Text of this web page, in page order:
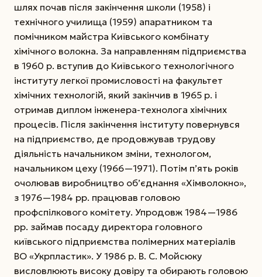
шлях почав після закінчення школи (1958) і
технічного училища (1959) апаратником та
помічником майстра Київського комбінату
хімічного волокна. За направленням підприємства
в 1960 р. вступив до Київського технологічного
інституту легкої промисловості на факультет
хімічних технологій, який закінчив в 1965 р. і
отримав диплом інженера-технолога хімічних
процесів. Після закінчення інституту повернувся
на підприємство, де продовжував трудову
діяльність начальником зміни, технологом,
начальником цеху (1966—1971). Потім п’ять років
очолював виробництво об’єднання «Хімволокно»,
з 1976—1984 рр. працював головою
профспілкового комітету. Упродовж 1984—1986
рр. займав посаду директора головного
київського підприємства полімерних матеріалів
ВО «Укрпластик». У 1986 р. В. С. Мойсюку
висловлюють високу довіру та обирають головою